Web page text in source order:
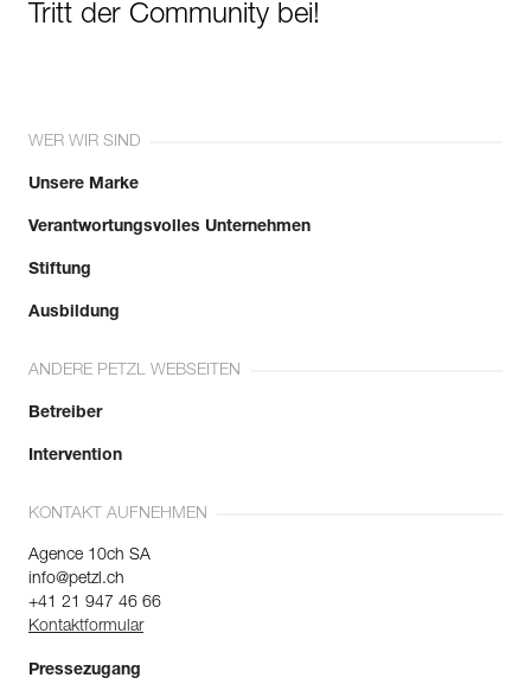
Tritt der Community bei!
WER WIR SIND
Unsere Marke
Verantwortungsvolles Unternehmen
Stiftung
Ausbildung
ANDERE PETZL WEBSEITEN
Betreiber
Intervention
KONTAKT AUFNEHMEN
Agence 10ch SA
info@petzl.ch
+41 21 947 46 66
Kontaktformular
Pressezugang